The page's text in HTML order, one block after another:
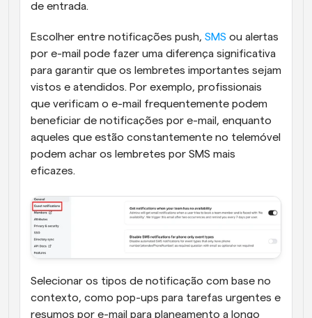
de entrada.
Escolher entre notificações push, SMS ou alertas
por e-mail pode fazer uma diferença significativa
para garantir que os lembretes importantes sejam
vistos e atendidos. Por exemplo, profissionais
que verificam o e-mail frequentemente podem
beneficiar de notificações por e-mail, enquanto
aqueles que estão constantemente no telemóvel
podem achar os lembretes por SMS mais
eficazes.
Selecionar os tipos de notificação com base no
contexto, como pop-ups para tarefas urgentes e
resumos por e-mail para planeamento a longo